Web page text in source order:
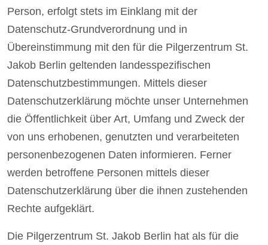
Person, erfolgt stets im Einklang mit der
Datenschutz-Grundverordnung und in
Übereinstimmung mit den für die Pilgerzentrum St.
Jakob Berlin geltenden landesspezifischen
Datenschutzbestimmungen. Mittels dieser
Datenschutzerklärung möchte unser Unternehmen
die Öffentlichkeit über Art, Umfang und Zweck der
von uns erhobenen, genutzten und verarbeiteten
personenbezogenen Daten informieren. Ferner
werden betroffene Personen mittels dieser
Datenschutzerklärung über die ihnen zustehenden
Rechte aufgeklärt.
Die Pilgerzentrum St. Jakob Berlin hat als für die